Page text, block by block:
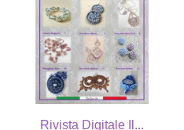
Rivista Digitale Il...